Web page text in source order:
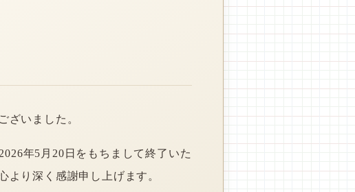
ざいました。
年5月20日をもちまして終了いた
より深く感謝申し上げます。